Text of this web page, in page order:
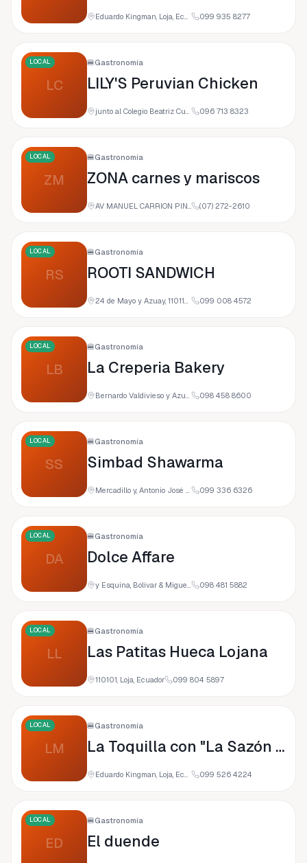
Eduardo Kingman, Loja, Ecuador 099 935 8277
LC
LOCAL 🍔Gastronomía
LILY'S Peruvian Chicken
junto al Colegio Beatriz Cueva de Ayora, Avenida Orillas del Zamora, Loja, Ecuador 096 713 8323
ZM
LOCAL 🍔Gastronomía
ZONA carnes y mariscos
AV MANUEL CARRION PINZANO, Y y Clotario Paz, 110104 Loja, Ecuador (07) 272-2610
RS
LOCAL 🍔Gastronomía
ROOTI SANDWICH
24 de Mayo y Azuay, 110110 Loja, Ecuador 099 008 4572
LB
LOCAL 🍔Gastronomía
La Creperia Bakery
Bernardo Valdivieso y Azuay, Loja, Ecuador 098 458 8600
SS
LOCAL 🍔Gastronomía
Simbad Shawarma
Mercadillo y, Antonio José de Sucre, Loja, Ecuador 099 336 6326
DA
LOCAL 🍔Gastronomía
Dolce Affare
y Esquina, Bolivar & Miguel Riofrío, Loja, Ecuador 098 481 5882
LL
LOCAL 🍔Gastronomía
Las Patitas Hueca Lojana
110101, Loja, Ecuador 099 804 5897
LM
LOCAL 🍔Gastronomía
La Toquilla con "La Sazón Manabita”
Eduardo Kingman, Loja, Ecuador 099 526 4224
ED
LOCAL 🍔Gastronomía
El duende